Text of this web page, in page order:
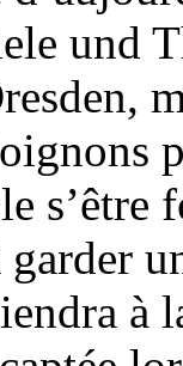
und
garder
à